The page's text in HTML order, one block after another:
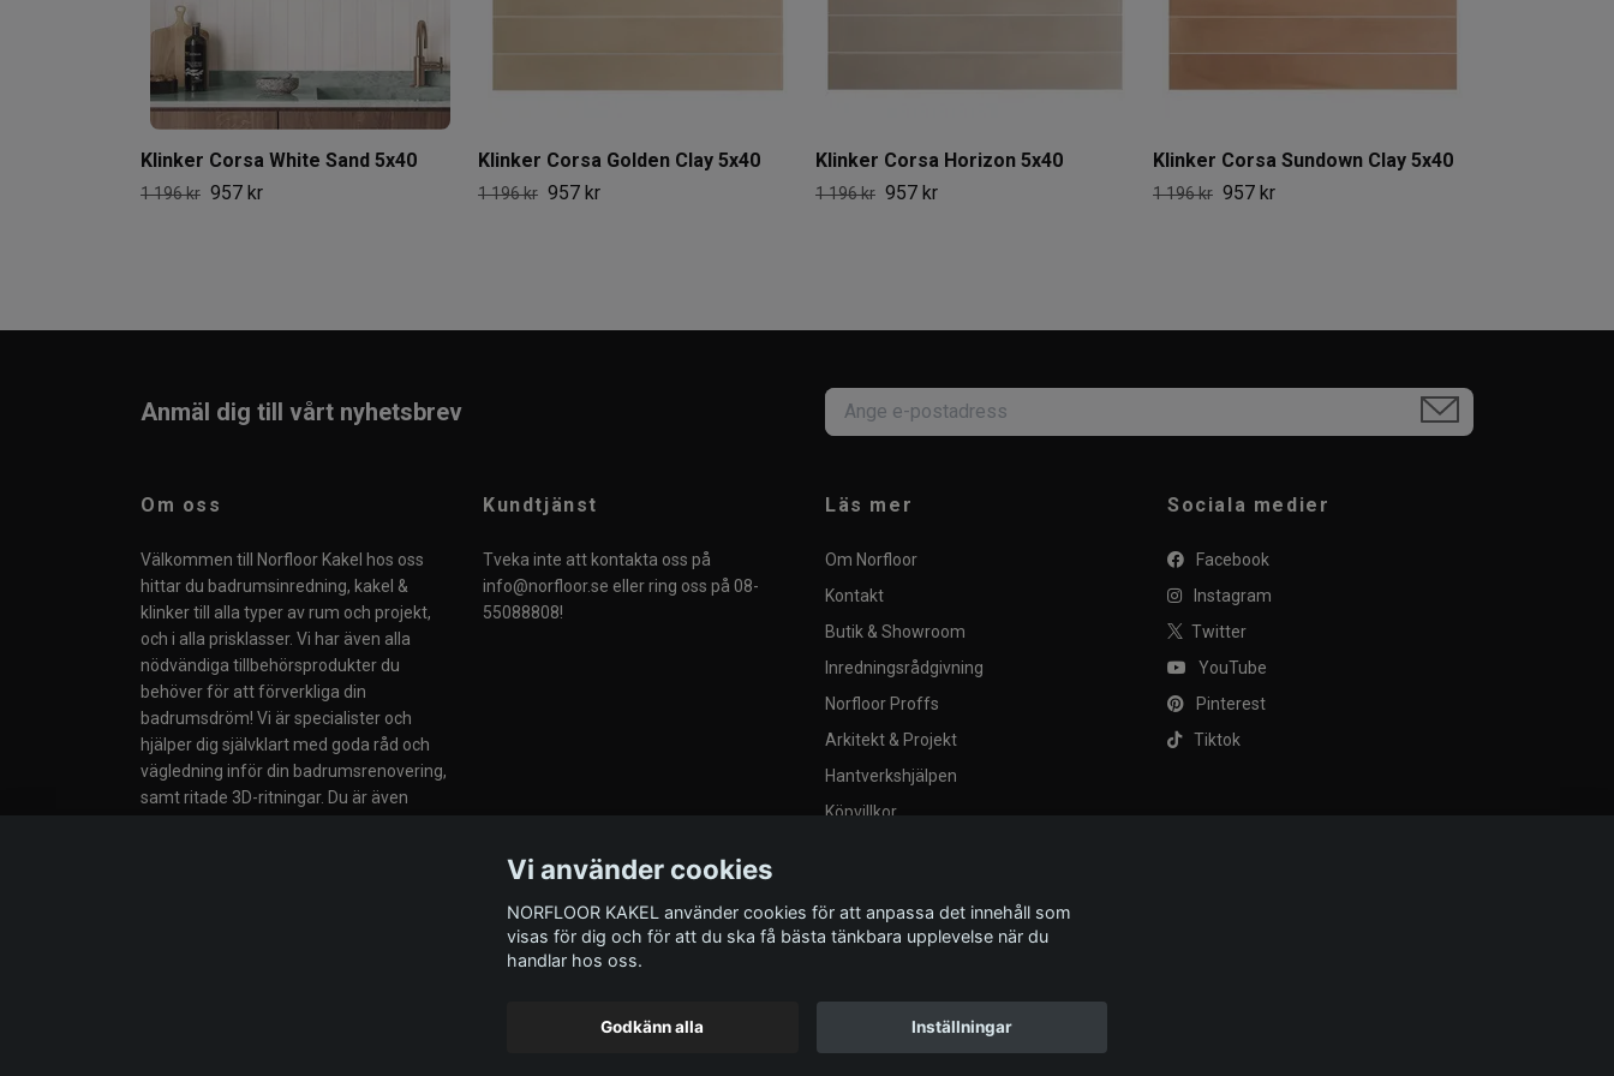
Klinker Corsa White Sand 5x40
1 196 kr 957 kr
Klinker Corsa Golden Clay 5x40
1 196 kr 957 kr
Klinker Corsa Horizon 5x40
1 196 kr 957 kr
Klinker Corsa Sundown Clay 5x40
1 196 kr 957 kr
Anmäl dig till vårt nyhetsbrev
Om oss
Välkommen till Norfloor Kakel hos oss
hittar du badrumsinredning, kakel &
klinker till alla typer av rum och projekt,
och i alla prisklasser. Vi har även alla
nödvändiga tillbehörsprodukter du
behöver för att förverkliga din
badrumsdröm! Vi är specialister och
hjälper dig självklart med goda råd och
vägledning inför din badrumsrenovering,
samt ritade 3D-ritningar. Du är även
Kundtjänst
Tveka inte att kontakta oss på
info@norfloor.se eller ring oss på 08-
55088808!
Läs mer
Om Norfloor
Kontakt
Butik & Showroom
Inredningsrådgivning
Norfloor Proffs
Arkitekt & Projekt
Hantverkshjälpen
Köpvillkor
Provplattor
Sociala medier
Facebook
Instagram
Twitter
YouTube
Pinterest
Tiktok
Vi använder cookies
NORFLOOR KAKEL använder cookies för att anpassa det innehåll som
visas för dig och för att du ska få bästa tänkbara upplevelse när du
handlar hos oss.
Godkänn alla Inställningar